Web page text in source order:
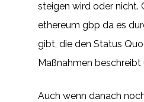
steigen wird oder nicht.
ethereum gbp da es
gibt, die den Status
Maßnahmen
Auch wenn danach